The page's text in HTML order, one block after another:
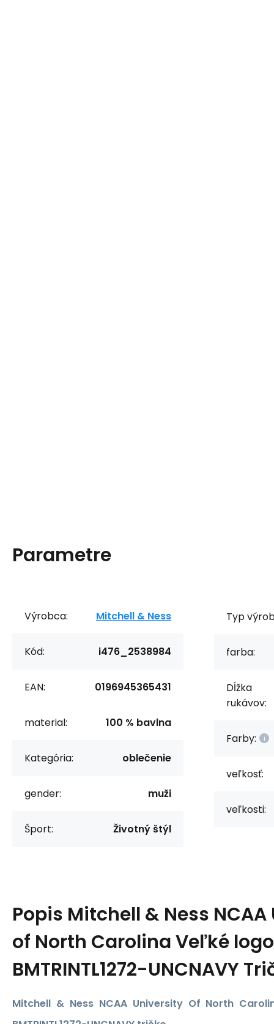
Parametre
Výrobca: Mitchell & Ness
Kód: i476_2538984
EAN: 0196945365431
material: 100 % bavlna
Kategória: oblečenie
gender: muži
Šport: Životný štýl
Typ
farba:
Dĺžka
rukávov:
Farby:
veľkosť:
veľkosti:
Popis Mitchell & Ness
of North Carolina Veľké
BMTRINTL1272-UNCNAVY
Mitchell & Ness NCAA University Of North